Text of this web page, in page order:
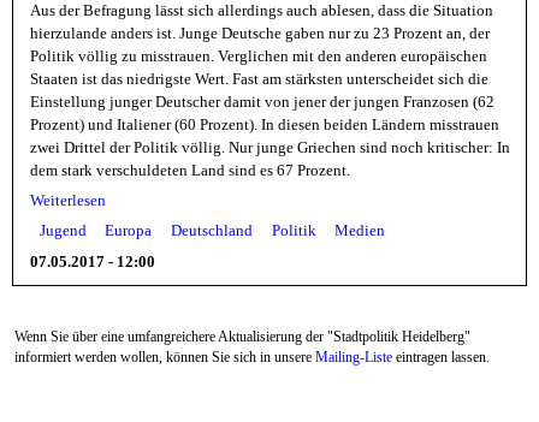
Aus der Befragung lässt sich allerdings auch ablesen, dass die Situation
hierzulande anders ist. Junge Deutsche gaben nur zu 23 Prozent an, der
Politik völlig zu misstrauen. Verglichen mit den anderen europäischen
Staaten ist das niedrigste Wert. Fast am stärksten unterscheidet sich die
Einstellung junger Deutscher damit von jener der jungen Franzosen (62
Prozent) und Italiener (60 Prozent). In diesen beiden Ländern misstrauen
zwei Drittel der Politik völlig. Nur junge Griechen sind noch kritischer: In
dem stark verschuldeten Land sind es 67 Prozent.
Weiterlesen
Jugend
Europa Deutschland Politik
Medien
07.05.2017 - 12:00
Wenn Sie über eine umfangreichere Aktualisierung der "Stadtpolitik Heidelberg"
informiert werden wollen, können Sie sich in unsere Mailing-Liste eintragen lassen.